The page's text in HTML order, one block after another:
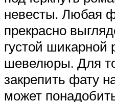
невесты. Любая
прекрасно
густой шикарной
шевелюры. Для
закрепить фату
может